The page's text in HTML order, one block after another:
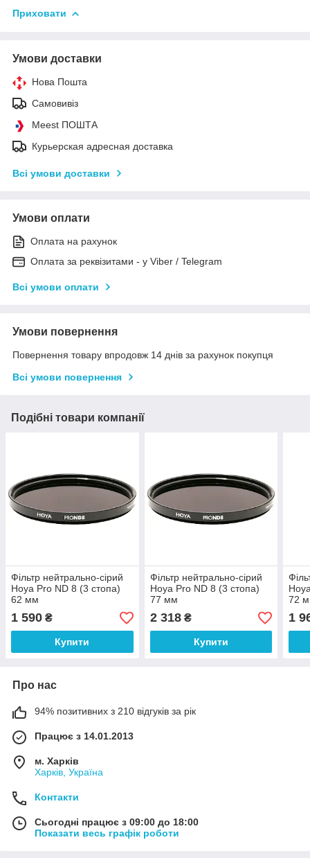
Приховати
Умови доставки
Нова Пошта
Самовивіз
Meest ПОШТА
Курьерская адресная доставка
Всі умови доставки
Умови оплати
Оплата на рахунок
Оплата за реквізитами - у Viber / Telegram
Всі умови оплати
Умови повернення
Повернення товару впродовж 14 днів за рахунок покупця
Всі умови повернення
Подібні товари компанії
Фільтр нейтрально-сірий
Hoya Pro ND 8 (3 стопа)
62 мм
1 590 ₴
Купити
Фільтр нейтрально-сірий
Hoya Pro ND 8 (3 стопа)
77 мм
2 318₴
Купити
72
1
Про нас
94% позитивних з 210 відгуків за рік
Працює з 14.01.2013
м. Харків
Харків, Україна
Контакти
Сьогодні працює з 09:00 до 18:00
Показати весь графік роботи